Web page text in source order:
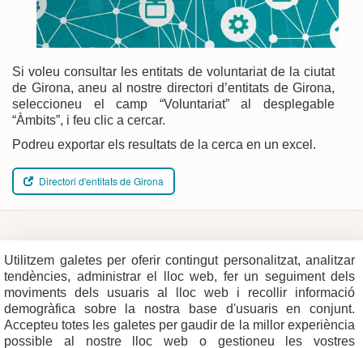
Si voleu consultar les entitats de voluntariat de la ciutat
de Girona, aneu al nostre directori d’entitats de Girona,
seleccioneu el camp “Voluntariat” al desplegable
“Àmbits”, i feu clic a cercar.
Podreu exportar els resultats de la cerca en un excel.
Directori d'entitats de Girona
Plaça del Vi, 1
17004 GIRONA
Tel. 972 419 010
Contacte
Mapa del web
Mapa de xarxes
Avís legal
Utilitzem galetes per oferir contingut personalitzat, analitzar
tendències, administrar el lloc web, fer un seguiment dels
moviments dels usuaris al lloc web i recollir informació
demogràfica sobre la nostra base d'usuaris en conjunt.
Accepteu totes les galetes per gaudir de la millor experiència
possible al nostre lloc web o gestioneu les vostres